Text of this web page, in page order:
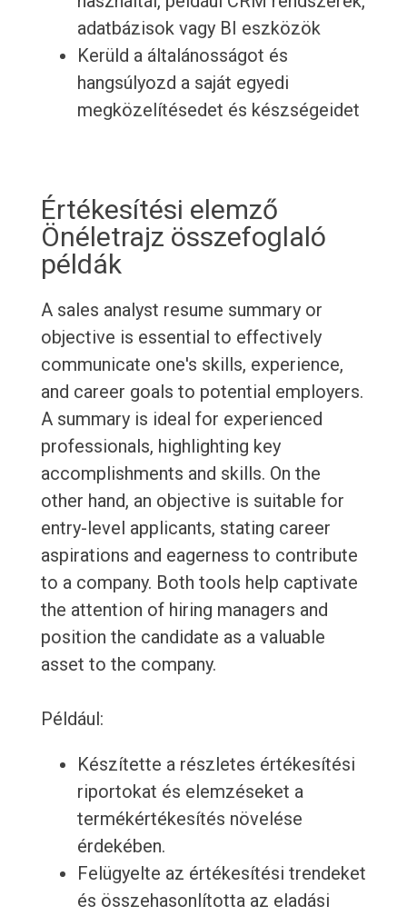
adatbázisok vagy BI eszközök
Kerüld a általánosságot és
hangsúlyozd a saját egyedi
megközelítésedet és készségeidet
Értékesítési elemző
Önéletrajz összefoglaló
példák
A sales analyst resume summary or
objective is essential to effectively
communicate one's skills, experience,
and career goals to potential employers.
A summary is ideal for experienced
professionals, highlighting key
accomplishments and skills. On the
other hand, an objective is suitable for
entry-level applicants, stating career
aspirations and eagerness to contribute
to a company. Both tools help captivate
the attention of hiring managers and
position the candidate as a valuable
asset to the company.
Például:
Készítette a részletes értékesítési
riportokat és elemzéseket a
termékértékesítés növelése
érdekében.
Felügyelte az értékesítési trendeket
és összehasonlította az eladási